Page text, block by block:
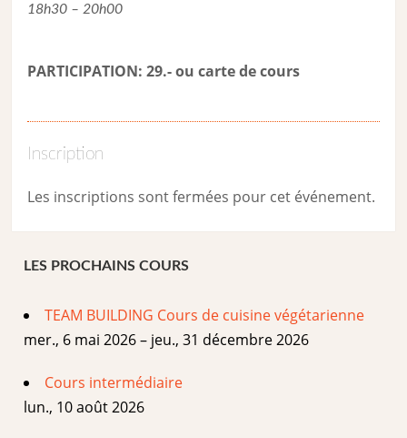
18h30 – 20h00
PARTICIPATION: 29.- ou carte de cours
Inscription
Les inscriptions sont fermées pour cet événement.
LES PROCHAINS COURS
TEAM BUILDING Cours de cuisine végétarienne
mer., 6 mai 2026 – jeu., 31 décembre 2026
Cours intermédiaire
lun., 10 août 2026